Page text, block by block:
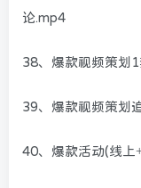
论.mp4
38、爆款视频策划
39、爆款视频策划
40、爆款活动(线上